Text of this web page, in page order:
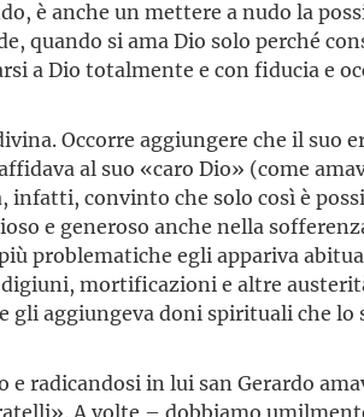
è anche un mettere a nudo la
si ama Dio solo perché
a Dio totalmente e con fiducia e
Occorre aggiungere che il suo
al suo «caro Dio» (come
convinto che solo così è
e generoso anche nella
problematiche egli appariva
mortificazioni e altre
gli aggiungeva doni spirituali che lo
radicandosi in lui san Gerardo
A volte – dobbiamo